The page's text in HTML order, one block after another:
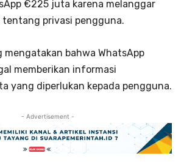
€225 juta karena melanggar
tentang privasi pengguna.
mengatakan bahwa WhatsApp
memberikan informasi
yang diperlukan kepada pengguna.
- Advertisement -